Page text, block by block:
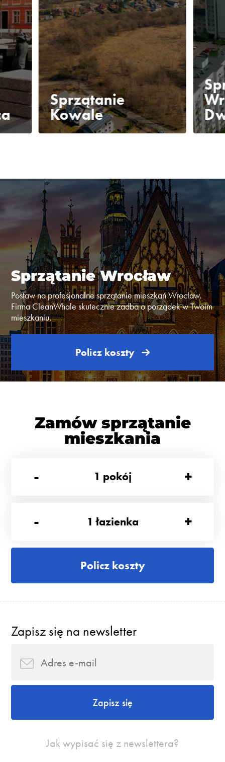
Sprzątanie
Kowale
Sprzątanie Wrocław
Postaw na profesjonalne sprzątanie mieszkań Wrocław.
Firma CleanWhale skutecznie zadba o porządek w Twoim
mieszkaniu.
Policz koszty
Zamów sprzątanie
mieszkania
-
1 pokój +
- 1 łazienka +
Policz koszty
Zapisz się na newsletter
Zapisz się
Jak wypisać się z newslettera?